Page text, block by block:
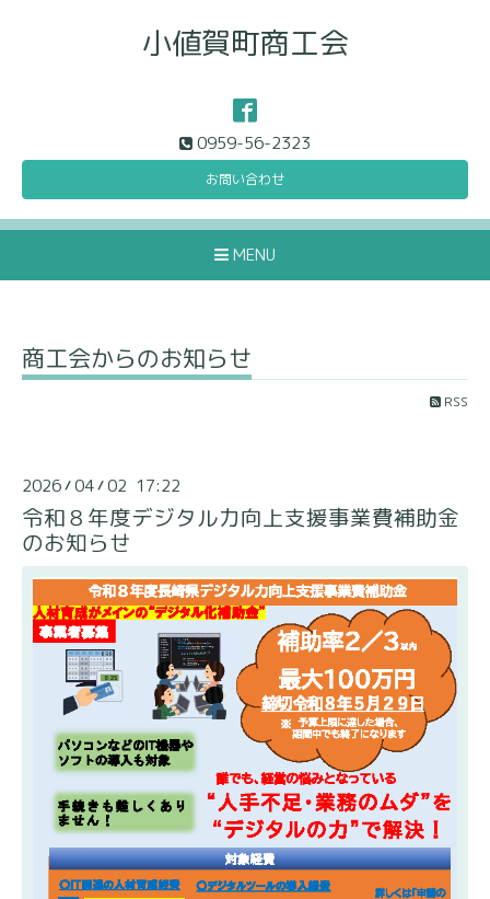
小値賀町商工会
0959-56-2323
お問い合わせ
MENU
商工会からのお知らせ
RSS
2026/04/02 17:22
令和８年度デジタル力向上支援事業費補助金
のお知らせ